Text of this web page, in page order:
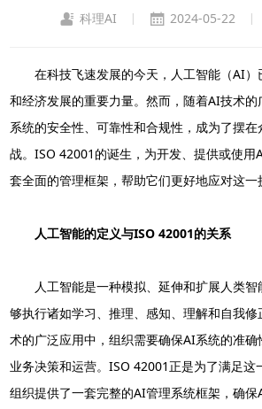
科理AI | 2024-05-22 |
在科技飞速发展的今天，人工智能（AI）
和经济发展的重要力量。然而，随着AI技术
系统的安全性、可靠性和合规性，成为了摆
战。ISO 42001的诞生，为开发、提供或使用
套全面的管理框架，帮助它们更好地应对这一
人工智能的定义与ISO 42001的关系
人工智能是一种模拟、延伸和扩展人类智
够执行诸如学习、推理、感知、理解和自我
术的广泛应用中，组织需要确保AI系统的准
业务决策和运营。ISO 42001正是为了满足这
组织提供了一套完整的AI管理系统框架，确保